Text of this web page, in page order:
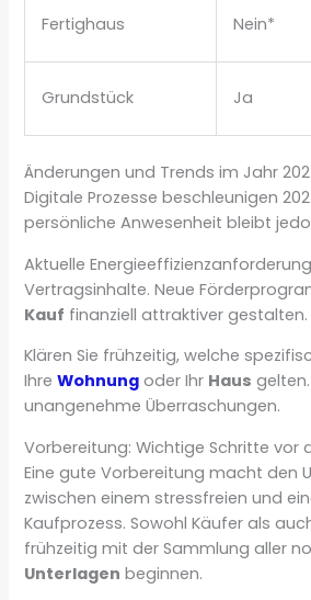
Fertighaus Nein*
Grundstück Ja
Änderungen und Trends im Jahr
Digitale Prozesse beschleunigen
persönliche Anwesenheit bleibt
Aktuelle
Vertragsinhalte. Neue
Kauf finanziell attraktiver gestalten.
Klären Sie frühzeitig, welche
IhreWohnung oder Ihr Haus
unangenehme Überraschungen.
Vorbereitung: Wichtige Schritte vor
Eine gute Vorbereitung macht den
zwischen einem stressfreien und
Kaufprozess. Sowohl Käufer als
frühzeitig mit der Sammlung aller
Unterlagen beginnen.